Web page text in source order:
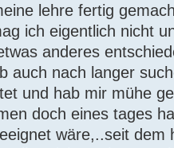
lehre fertig
ich eigentlich nicht
anderes
auch nach langer
und hab mir mühe
doch eines tages
wäre,..seit dem